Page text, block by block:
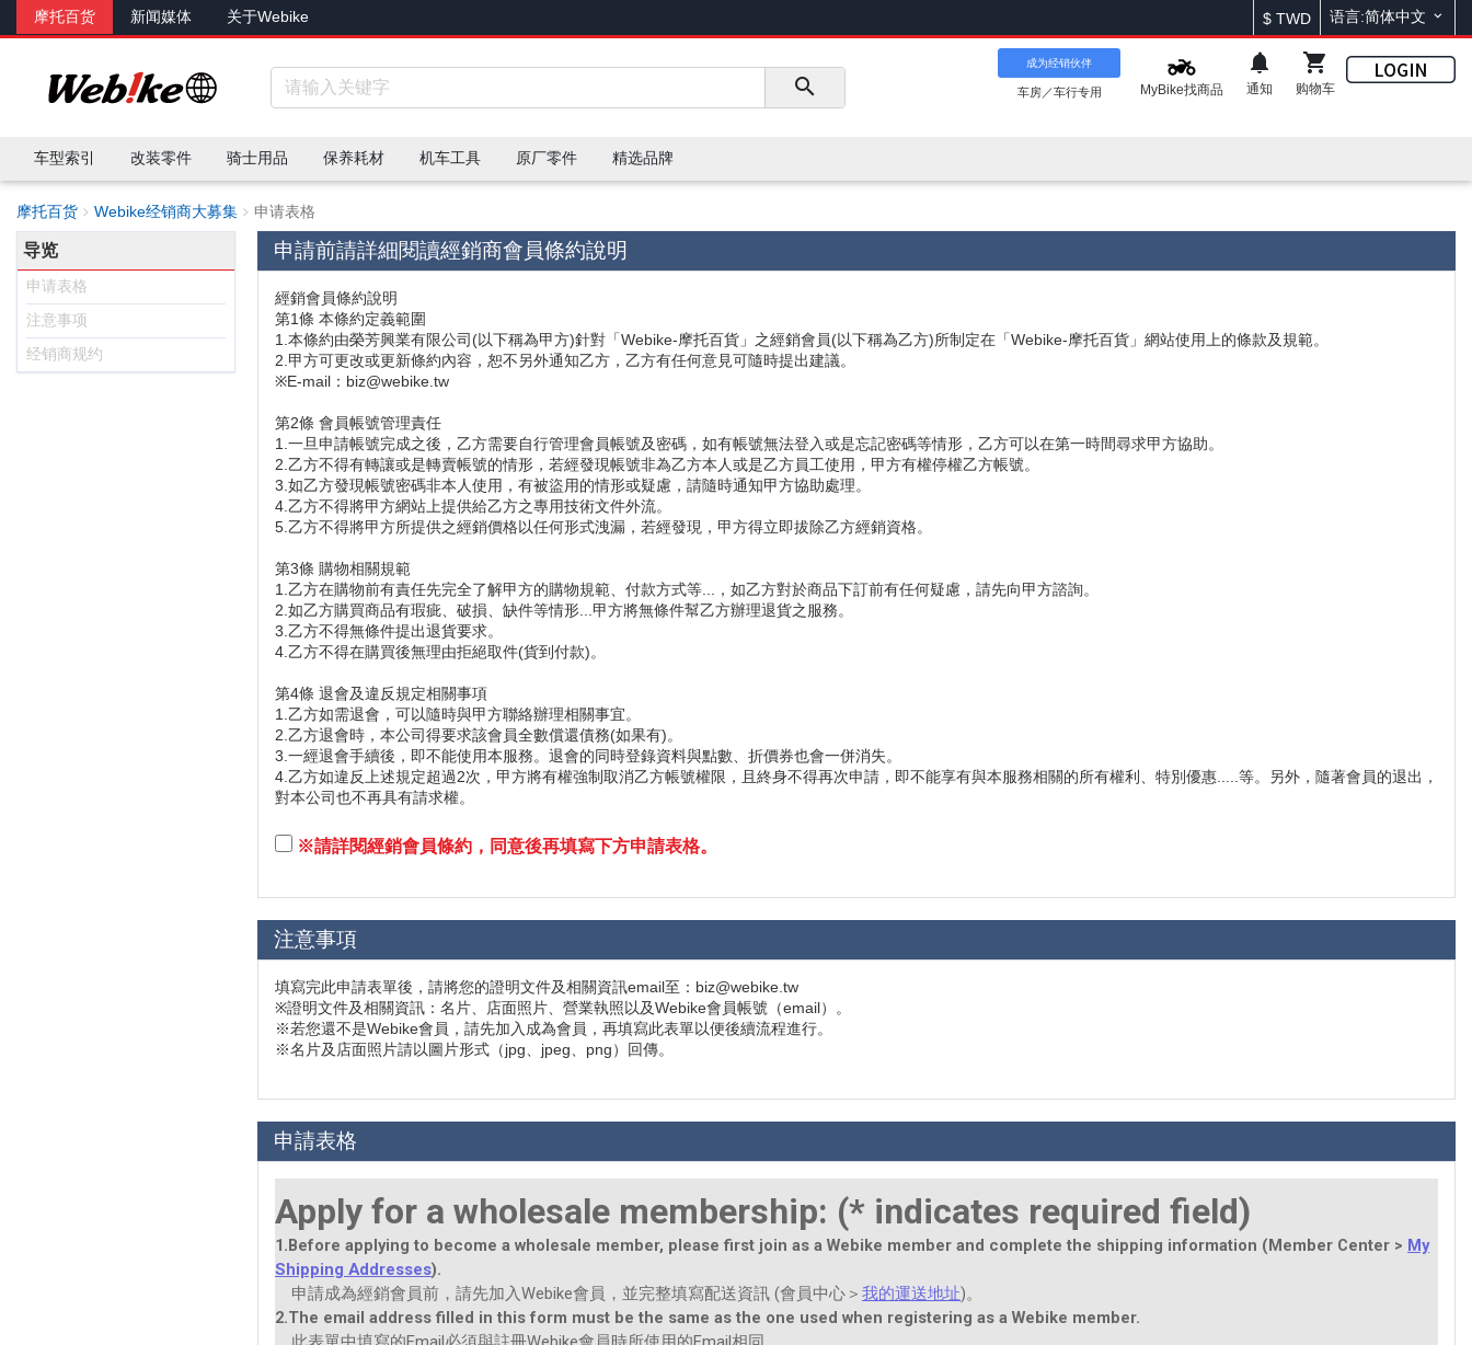
摩托百货 新闻媒体 关于Webike $ TWD 语言:简体中文
成为经销伙伴
车房／车行专用 MyBike找商品 通知 购物车
车型索引 改装零件 骑士用品 保养耗材 机车工具 原厂零件 精选品牌
摩托百货 Webike经销商大募集 申请表格
导览
申请表格
注意事项
经销商规约
申請前請詳細閱讀經銷商會員條約說明
經銷會員條約說明
第1條 本條約定義範圍
1.本條約由榮芳興業有限公司(以下稱為甲方)針對「Webike-摩托百貨」之經銷會員(以下稱為乙方)所制定在「Webike-摩托百貨」網站使用上的條款及規範。
2.甲方可更改或更新條約內容，恕不另外通知乙方，乙方有任何意見可隨時提出建議。
※E-mail：biz@webike.tw
第2條 會員帳號管理責任
1.一旦申請帳號完成之後，乙方需要自行管理會員帳號及密碼，如有帳號無法登入或是忘記密碼等情形，乙方可以在第一時間尋求甲方協助。
2.乙方不得有轉讓或是轉賣帳號的情形，若經發現帳號非為乙方本人或是乙方員工使用，甲方有權停權乙方帳號。
3.如乙方發現帳號密碼非本人使用，有被盜用的情形或疑慮，請隨時通知甲方協助處理。
4.乙方不得將甲方網站上提供給乙方之專用技術文件外流。
5.乙方不得將甲方所提供之經銷價格以任何形式洩漏，若經發現，甲方得立即拔除乙方經銷資格。
第3條 購物相關規範
1.乙方在購物前有責任先完全了解甲方的購物規範、付款方式等...，如乙方對於商品下訂前有任何疑慮，請先向甲方諮詢。
2.如乙方購買商品有瑕疵、破損、缺件等情形...甲方將無條件幫乙方辦理退貨之服務。
3.乙方不得無條件提出退貨要求。
4.乙方不得在購買後無理由拒絕取件(貨到付款)。
第4條 退會及違反規定相關事項
1.乙方如需退會，可以隨時與甲方聯絡辦理相關事宜。
2.乙方退會時，本公司得要求該會員全數償還債務(如果有)。
3.一經退會手續後，即不能使用本服務。退會的同時登錄資料與點數、折價券也會一併消失。
4.乙方如違反上述規定超過2次，甲方將有權強制取消乙方帳號權限，且終身不得再次申請，即不能享有與本服務相關的所有權利、特別優惠.....等。另外，隨著會員的退出，
對本公司也不再具有請求權。
※請詳閱經銷會員條約，同意後再填寫下方申請表格。
注意事項
填寫完此申請表單後，請將您的證明文件及相關資訊email至：biz@webike.tw
※證明文件及相關資訊：名片、店面照片、營業執照以及Webike會員帳號（email）。
※若您還不是Webike會員，請先加入成為會員，再填寫此表單以便後續流程進行。
※名片及店面照片請以圖片形式（jpg、jpeg、png）回傳。
申請表格